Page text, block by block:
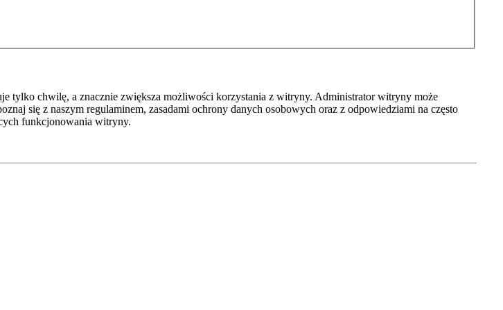
tylko chwilę, a znacznie zwiększa możliwości korzystania z witryny. Administrator witryny może
się z naszym regulaminem, zasadami ochrony danych osobowych oraz z odpowiedziami na często
funkcjonowania witryny.